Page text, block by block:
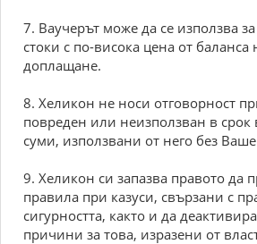
7. Ваучерът може да се използва
стоки с по-висока цена от баланса
доплащане.
8. Хеликон не носи отговорност
повреден или неизползван в срок
суми, използвани от него без
9. Хеликон си запазва правото да
правила при казуси, свързани с
сигурността, както и да
причини за това, изразени от